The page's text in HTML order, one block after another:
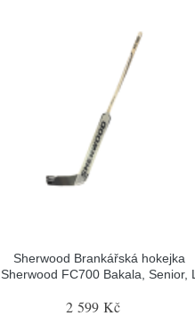
Sherwood Brankářská hokejka
Sherwood FC700 Bakala, Senior, L
2 599 Kč